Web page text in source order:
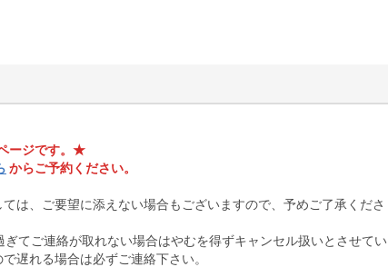
ージです。★
からご予約ください。
は、ご要望に添えない場合もございますので、予めご了承くださ
てご連絡が取れない場合はやむを得ずキャンセル扱いとさせてい
遅れる場合は必ずご連絡下さい。